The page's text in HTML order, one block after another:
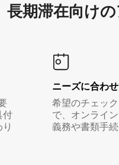
長期滞在向け⁠
付
ニーズに合わ
希望のチェッ
で、オンライ
義務や書類手